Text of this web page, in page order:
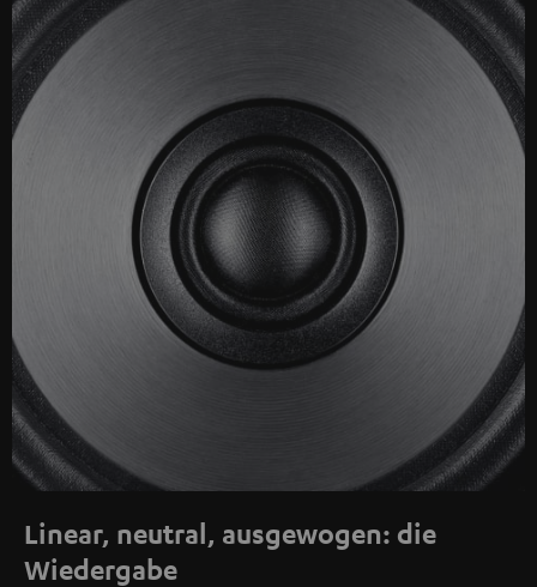
Linear, neutral, ausgewogen: die
Wiedergabe